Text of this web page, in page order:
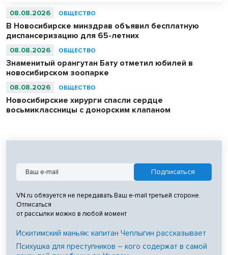
08.08.2026 ОБЩЕСТВО
В Новосибирске минздрав объявил бесплатную
диспансеризацию для 65-летних
08.08.2026 ОБЩЕСТВО
Знаменитый орангутан Бату отметил юбилей в
новосибирском зоопарке
08.08.2026 ОБЩЕСТВО
Новосибирские хирурги спасли сердце
восьмиклассницы с донорским клапаном
VN.ru обязуется не передавать Ваш e-mail третьей стороне.
Отписаться
от рассылки можно в любой момент
Искитимский маньяк: капитан Чеплыгин рассказывает
Психушка для преступников – кого содержат в самой